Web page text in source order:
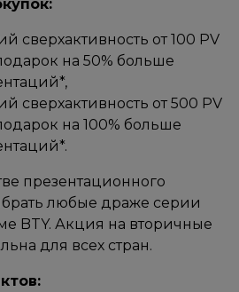
сверхактивность от 100 PV
на 50% больше
сверхактивность от 500 PV
на 100% больше
презентационного
любые драже серии
BTY. Акция на вторичные
для всех стран.